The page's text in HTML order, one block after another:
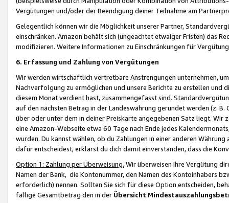
Vergütungen und/oder der Beendigung deiner Teilnahme am
Gelegentlich können wir die Möglichkeit unserer Partner,
einschränken. Amazon behält sich (ungeachtet etwaiger Fristen) das
modifizieren. Weitere Informationen zu Einschränkungen für
6. Erfassung und Zahlung von Vergütungen
Wir werden wirtschaftlich vertretbare Anstrengungen unternehmen,
Nachverfolgung zu ermöglichen und unsere Berichte zu erstellen und
diesem Monat verdient hast, zusammengefasst sind.
auf den nächsten Betrag in der Landeswährung gerundet werden (z.
über oder unter dem in deiner Preiskarte angegebenen Satz liegt.
eine Amazon-Webseite etwa 60 Tage nach Ende jedes
wurden. Du kannst wählen, ob du Zahlungen in einer anderen
dafür entscheidest, erklärst du dich damit einverstanden, dass die
Option 1: Zahlung per Überweisung. Wir überweisen Ihre Vergütung
Namen der Bank, die Kontonummer, den Namen des Kontoinhabers
erforderlich) nennen. Sollten Sie sich für diese Option entscheiden,
fällige Gesamtbetrag den in der Übersicht